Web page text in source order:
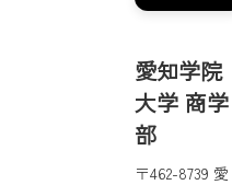
愛知学院
大学 商学
部
〒462-8739 愛